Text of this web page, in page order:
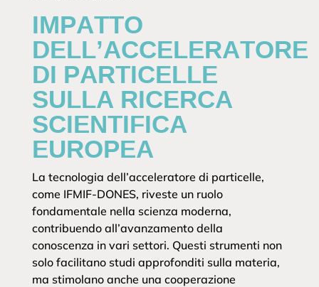
IMPATTO
DELL’ACCELERATORE
DI PARTICELLE
SULLA RICERCA
SCIENTIFICA
EUROPEA
La tecnologia dell’acceleratore di particelle,
come IFMIF-DONES, riveste un ruolo
fondamentale nella scienza moderna,
contribuendo all’avanzamento della
conoscenza in vari settori. Questi strumenti non
solo facilitano studi approfonditi sulla materia,
ma stimolano anche una cooperazione